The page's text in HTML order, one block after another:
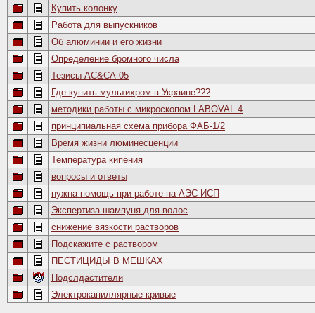
Купить колонку
Работа для выпускников
Об алюминии и его жизни
Определение бромного числа
Тезисы AC&CA-05
Где купить мультихром в Украине???
методики работы с микроскопом LABOVAL 4
принципиальная схема прибора ФАБ-1/2
Время жизни люминесценции
Температура кипения
вопросы и ответы
нужна помощь при работе на AЭC-ИСП
Экспертиза шампуня для волос
снижение вязкости растворов
Подскажите с раствором
ПЕСТИЦИДЫ В МЕШКАХ
Подслдастители
Электрокапиллярные кривые